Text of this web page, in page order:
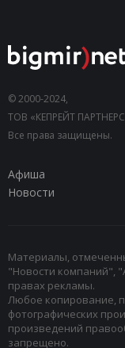
© 2000-2024,
ТОВ «КЕПРЕЙТ
Все права защищены.
Афиша
Новости
Материалы,
"Новости компаний",
правах рекламы.
Любое копирование,
фотографических
произведений
запрещено.